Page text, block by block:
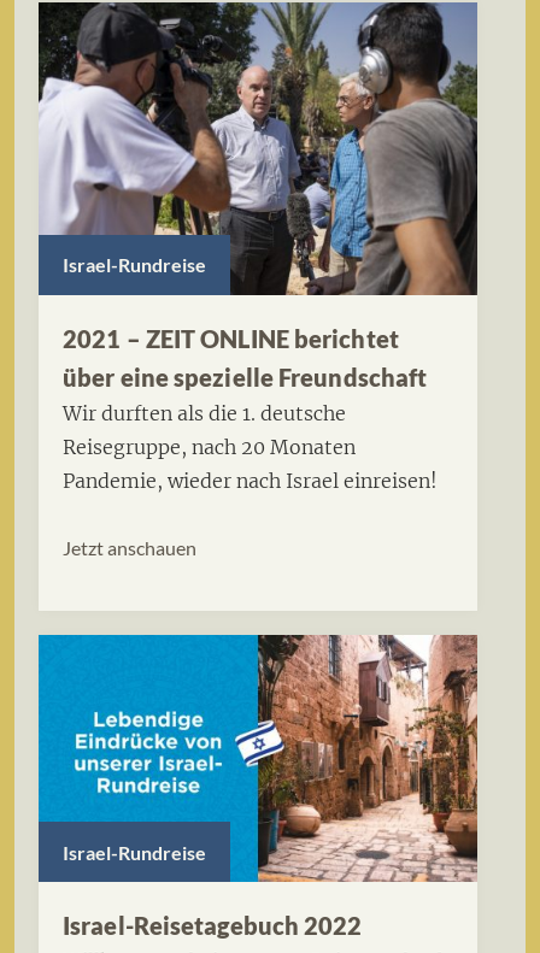
Israel-Rundreise
2021 – ZEIT ONLINE berichtet
über eine spezielle Freundschaft
Wir durften als die 1. deutsche
Reisegruppe, nach 20 Monaten
Pandemie, wieder nach Israel einreisen!
Jetzt anschauen
Israel-Rundreise
Israel-Reisetagebuch 2022